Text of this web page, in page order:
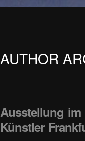
AUTHOR
Ausstellung im
Künstler